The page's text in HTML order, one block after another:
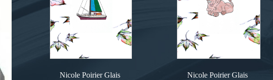
Nicole Poirier Glais Nicole Poirier Glais